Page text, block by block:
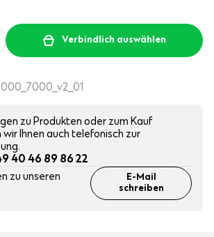
Verbindlich auswählen
zu Produkten oder zum Kauf
wir Ihnen auch telefonisch zur
40 46 89 86 22
zu unseren
E-Mail
schreiben